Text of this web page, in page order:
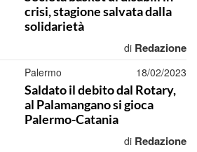
crisi, stagione salvata dalla
solidarietà
di Redazione
Palermo 18/02/2023
Saldato il debito dal Rotary,
al Palamangano si gioca
Palermo-Catania
di Redazione